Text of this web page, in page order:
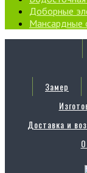
Доборные
Мансардные
Замер
Доставка и